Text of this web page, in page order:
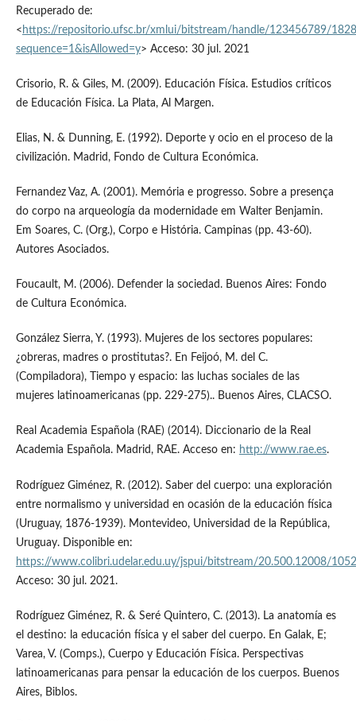
Recuperado de:
< https://repositorio.ufsc.br/xmlui/bitstream/handle/123456789/
sequence=1&isAllowed=y> Acceso: 30 jul. 2021
Crisorio, R. & Giles, M. (2009). Educación Física. Estudios críticos
de Educación Física. La Plata, Al Margen.
Elias, N. & Dunning, E. (1992). Deporte y ocio en el proceso de la
civilización. Madrid, Fondo de Cultura Económica.
Fernandez Vaz, A. (2001). Memória e progresso. Sobre a presença
do corpo na arqueología da modernidade em Walter Benjamin.
Em Soares, C. (Org.), Corpo e História. Campinas (pp. 43-60).
Autores Asociados.
Foucault, M. (2006). Defender la sociedad. Buenos Aires: Fondo
de Cultura Económica.
González Sierra, Y. (1993). Mujeres de los sectores populares:
¿obreras, madres o prostitutas?. En Feijoó, M. del C.
(Compiladora), Tiempo y espacio: las luchas sociales de las
mujeres latinoamericanas (pp. 229-275).. Buenos Aires, CLACSO.
Real Academia Española (RAE) (2014). Diccionario de la Real
Academia Española. Madrid, RAE. Acceso en: http://www.rae.es.
Rodríguez Giménez, R. (2012). Saber del cuerpo: una exploración
entre normalismo y universidad en ocasión de la educación física
(Uruguay, 1876-1939). Montevideo, Universidad de la República,
Uruguay. Disponible en:
https://www.colibri.udelar.edu.uy/jspui/bitstream/20.500.12008/
Acceso: 30 jul. 2021.
Rodríguez Giménez, R. & Seré Quintero, C. (2013). La anatomía es
el destino: la educación física y el saber del cuerpo. En Galak, E;
Varea, V. (Comps.), Cuerpo y Educación Física. Perspectivas
latinoamericanas para pensar la educación de los cuerpos. Buenos
Aires, Biblos.